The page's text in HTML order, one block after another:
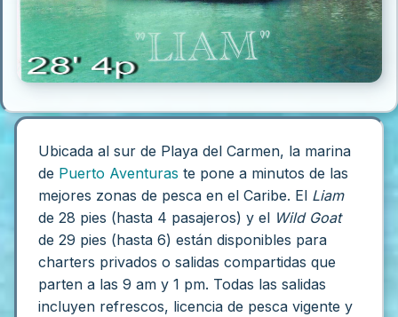
Ubicada al sur de Playa del Carmen, la marina
de Puerto Aventuras te pone a minutos de las
mejores zonas de pesca en el Caribe. El Liam
de 28 pies (hasta 4 pasajeros) y el Wild Goat
de 29 pies (hasta 6) están disponibles para
charters privados o salidas compartidas que
parten a las 9 am y 1 pm. Todas las salidas
incluyen refrescos, licencia de pesca vigente y